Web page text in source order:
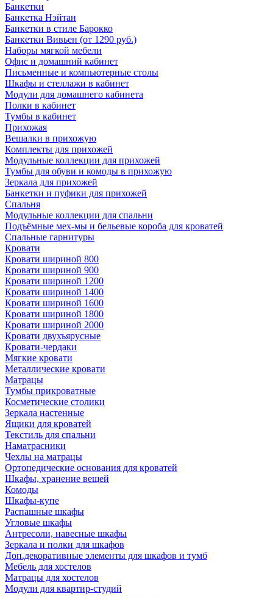
Банкетки
Банкетка Нэйтан
Банкетки в стиле Барокко
Банкетки Вивьен (от 1290 руб.)
Наборы мягкой мебели
Офис и домашний кабинет
Письменные и компьютерные столы
Шкафы и стеллажи в кабинет
Модули для домашнего кабинета
Полки в кабинет
Тумбы в кабинет
Прихожая
Вешалки в прихожую
Комплекты для прихожей
Модульные коллекции для прихожей
Тумбы для обуви и комоды в прихожую
Зеркала для прихожей
Банкетки и пуфики для прихожей
Спальня
Модульные коллекции для спальни
Подъёмные мех-мы и бельевые короба для кроватей
Спальные гарнитуры
Кровати
Кровати шириной 800
Кровати шириной 900
Кровати шириной 1200
Кровати шириной 1400
Кровати шириной 1600
Кровати шириной 1800
Кровати шириной 2000
Кровати двухъярусные
Кровати-чердаки
Мягкие кровати
Металлические кровати
Матрацы
Тумбы прикроватные
Косметические столики
Зеркала настенные
Ящики для кроватей
Текстиль для спальни
Наматрасники
Чехлы на матрацы
Ортопедические основания для кроватей
Шкафы, хранение вещей
Комоды
Шкафы-купе
Распашные шкафы
Угловые шкафы
Антресоли, навесные шкафы
Зеркала и полки для шкафов
Доп.декоративные элементы для шкафов и тумб
Мебель для хостелов
Матрацы для хостелов
Модули для квартир-студий